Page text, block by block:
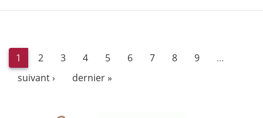
1 2 3 4 5 6 7 8 9
…
suivant ›
dernier »